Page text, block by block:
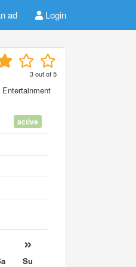
ad Login
3out of5
active
»
Su